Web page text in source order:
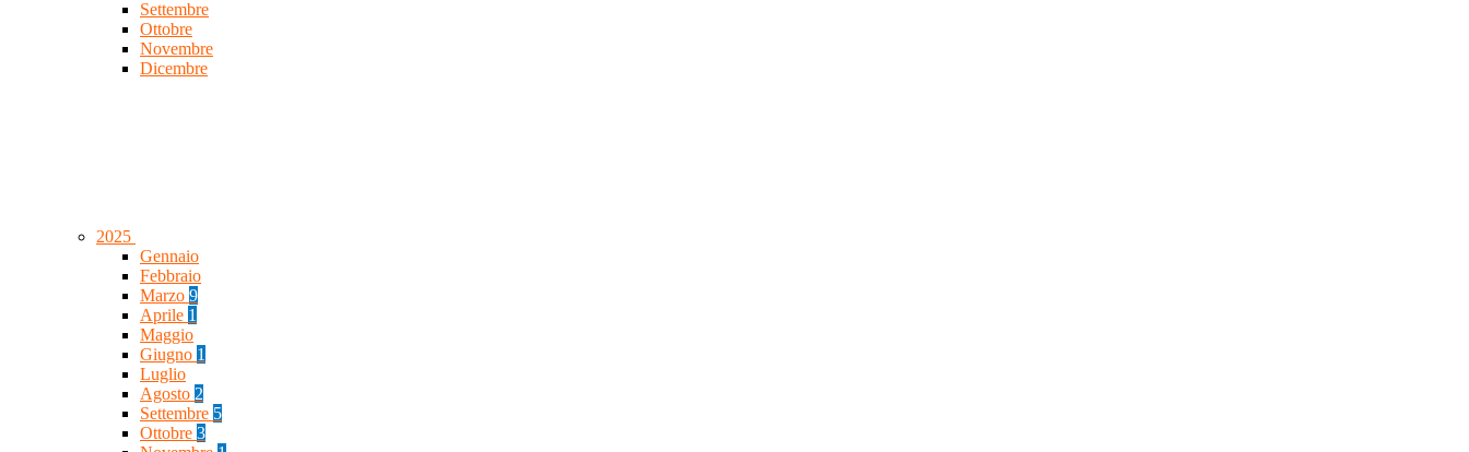
Settembre
Ottobre
Novembre
Dicembre
2025
Gennaio
Febbraio
Marzo 9
Aprile 1
Maggio
Giugno 1
Luglio
Agosto 2
Settembre 5
Ottobre 3